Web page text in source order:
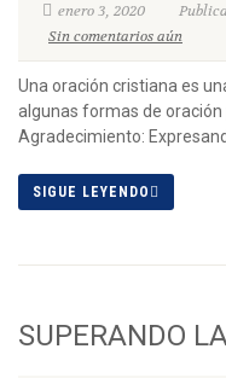
enero 3, 2020
Sin comentarios aún
Una oración cristiana es
algunas formas de oración
Agradecimiento:
SIGUE LEYENDO
SUPERANDO